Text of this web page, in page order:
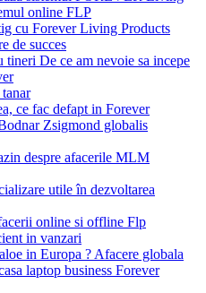
online FLP
cu Forever Living Products
de succes
tineri De ce am nevoie sa incepe
ce fac defapt in Forever
Zsigmond globalis
despre afacerile MLM
utile în dezvoltarea
online si offline Flp
in vanzari
in Europa ? Afacere globala
laptop business Forever